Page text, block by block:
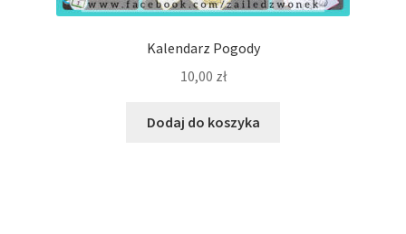
Kalendarz Pogody
10,00 zł
Dodaj do koszyka